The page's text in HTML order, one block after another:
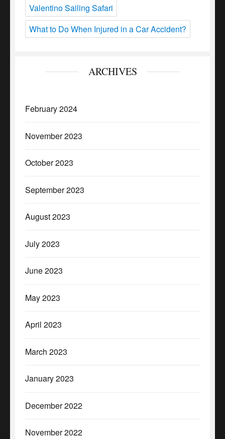
Valentino Sailing Safari
What to Do When Injured in a Car Accident?
ARCHIVES
February 2024
November 2023
October 2023
September 2023
August 2023
July 2023
June 2023
May 2023
April 2023
March 2023
January 2023
December 2022
November 2022